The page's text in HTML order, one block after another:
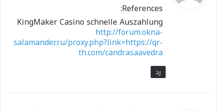
ل
References:
KingMaker Casino schnelle Auszahlung
http://forum.okna-
salamander.ru/proxy.php?link=https://qr-
th.com/candrasaavedra
رد